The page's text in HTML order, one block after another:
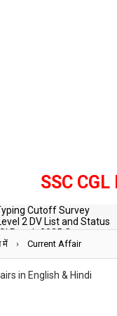
SSC CGL
Cutoff Survey
2 DV List and Status
Result 2025 Out
Syllabus and Exam
में › Current Affair
in English & Hindi